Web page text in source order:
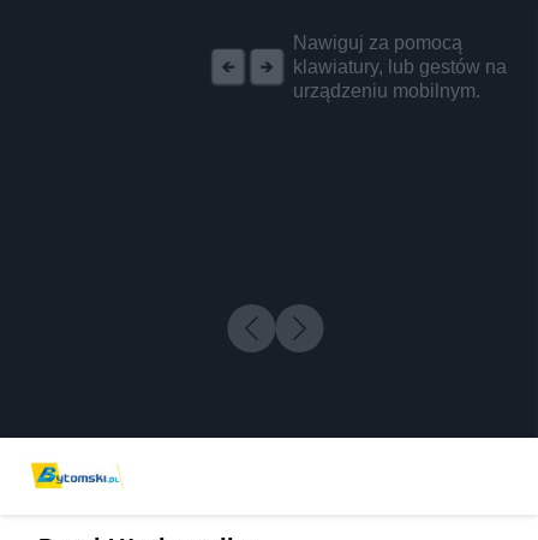
Nawiguj za pomocą
klawiatury, lub gestów na
urządzeniu mobilnym.